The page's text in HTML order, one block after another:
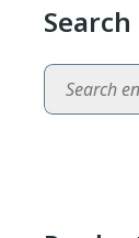
Search
Search